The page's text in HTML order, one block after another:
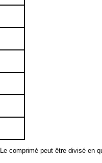
comprimé peut être divisé en